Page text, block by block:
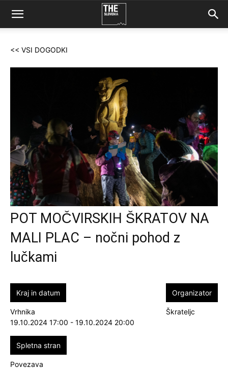
<< VSI DOGODKI
POT MOČVIRSKIH ŠKRATOV NA
MALI PLAC – nočni pohod z
lučkami
Kraj in datum
Vrhnika
19.10.2024 17:00 - 19.10.2024 20:00
Organizator
Škrateljc
Spletna stran
Povezava